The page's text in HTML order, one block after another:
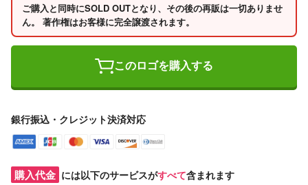
ご購入と同時にSOLD OUTとなり、その後の再販は一切ありませ
ん。 著作権はお客様に完全譲渡されます。
このロゴを購入する
銀行振込・クレジット決済対応
購入代金 には以下のサービスがすべて含まれます